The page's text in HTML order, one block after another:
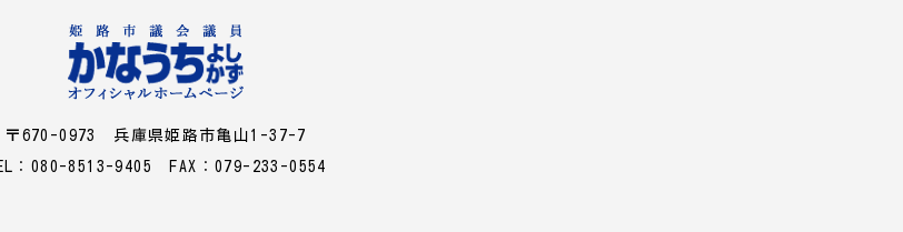
〒670-0973 兵庫県姫路市亀山1-37-7
：080-8513-9405 FAX：079-233-0554